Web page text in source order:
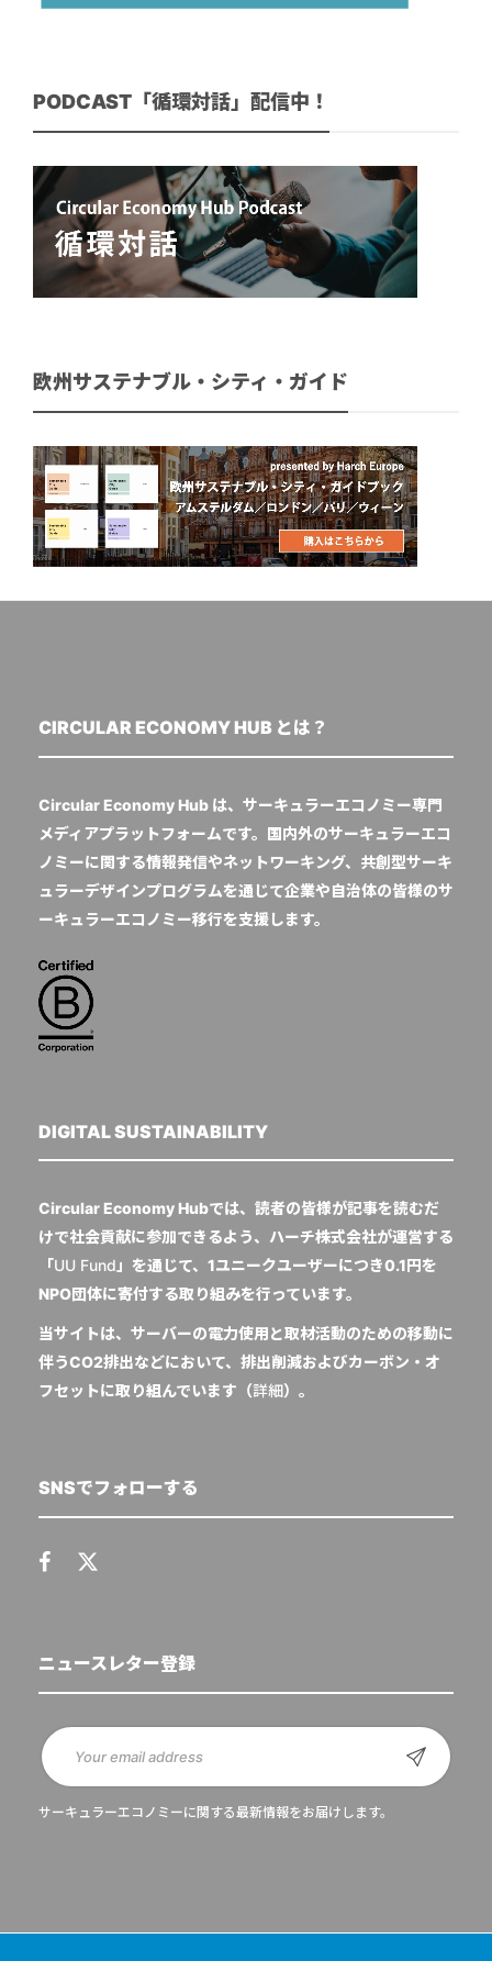
PODCAST「循環対話」配信中！
欧州サステナブル・シティ・ガイド
CIRCULAR ECONOMY HUB とは？
Circular Economy Hub は、サーキュラーエコノミー専門
メディアプラットフォームです。国内外のサーキュラーエコ
ノミーに関する情報発信やネットワーキング、共創型サーキ
ュラーデザインプログラムを通じて企業や自治体の皆様のサ
ーキュラーエコノミー移行を支援します。
DIGITAL SUSTAINABILITY
Circular Economy Hubでは、読者の皆様が記事を読むだ
けで社会貢献に参加できるよう、ハーチ株式会社が運営する
「UU Fund 」を通じて、1ユニークユーザーにつき0.1円を
NPO団体に寄付する取り組みを行っています。
当サイトは、サーバーの電力使用と取材活動のための移動に
伴うCO2排出などにおいて、排出削減およびカーボン・オ
フセットに取り組んでいます（詳細）。
SNSでフォローする
ニュースレター登録
サーキュラーエコノミーに関する最新情報をお届けします。